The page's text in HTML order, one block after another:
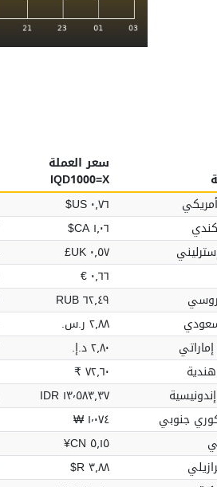
سعر العملة
IQD1000=X
٠٫٧٦ US$
١٫٠٦ CA$
٠٫٥٧ UK£
٠٫٦٦ €
٦٢٫٤٩ RUB
٢٫٨٨ ر.س.‏
٢٫٨٠ د.إ.‏
٧٢٫٦٠ ₹
١٣٬٥٨٣٫٣٧ IDR
جنوبي ١٬٠٧٤ ₩
٥٫١٥ CN¥
٣٫٨٨ R$